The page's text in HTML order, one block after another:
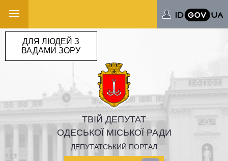
ТВІЙ ДЕПУТАТ
ОДЕСЬКОЇ МІСЬКОЇ РАДИ
ДЕПУТАТСЬКИЙ ПОРТАЛ
ДЛЯ ЛЮДЕЙ З
ВАДАМИ ЗОРУ